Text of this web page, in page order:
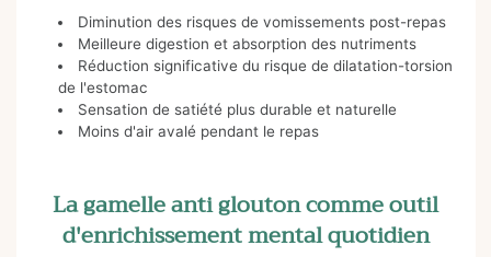
Diminution des risques de vomissements post-repas
Meilleure digestion et absorption des nutriments
Réduction significative du risque de dilatation-torsion
de l'estomac
Sensation de satiété plus durable et naturelle
Moins d'air avalé pendant le repas
La gamelle anti glouton comme outil
d'enrichissement mental quotidien